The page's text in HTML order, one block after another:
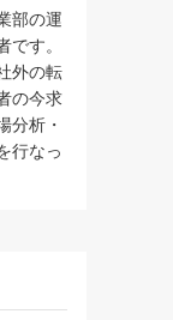
部の運
す。
外の転
の今求
分析・
行なっ